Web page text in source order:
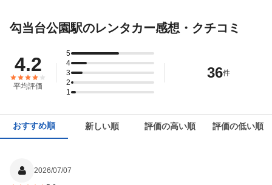
勾当台公園駅のレンタカー感想・クチコミ
4.2
平均評価
5
4
3
2
1
36件
おすすめ順 新しい順 評価の高い順 評価の低い順
2026/07/07